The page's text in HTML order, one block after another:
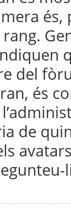
del
és
de